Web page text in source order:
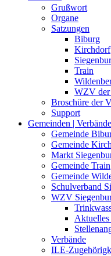
Grußwort
Organe
Satzungen
Biburg
Kirchdorf
Train
WZV der
Broschüre der
Support
Gemeinden | Verbände
Gemeinde
Gemeinde
Markt
Gemeinde Train
Gemeinde
Schulverband
WZV
Verbände
ILE-